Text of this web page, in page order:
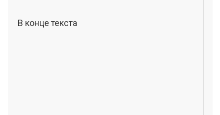
В конце текста